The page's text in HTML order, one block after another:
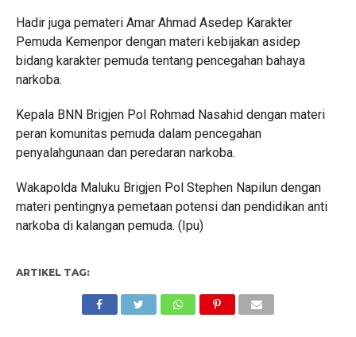
Hadir juga pemateri Amar Ahmad Asedep Karakter
Pemuda Kemenpor dengan materi kebijakan asidep
bidang karakter pemuda tentang pencegahan bahaya
narkoba.
Kepala BNN Brigjen Pol Rohmad Nasahid dengan materi
peran komunitas pemuda dalam pencegahan
penyalahgunaan dan peredaran narkoba.
Wakapolda Maluku Brigjen Pol Stephen Napilun dengan
materi pentingnya pemetaan potensi dan pendidikan anti
narkoba di kalangan pemuda. (Ipu)
ARTIKEL TAG: